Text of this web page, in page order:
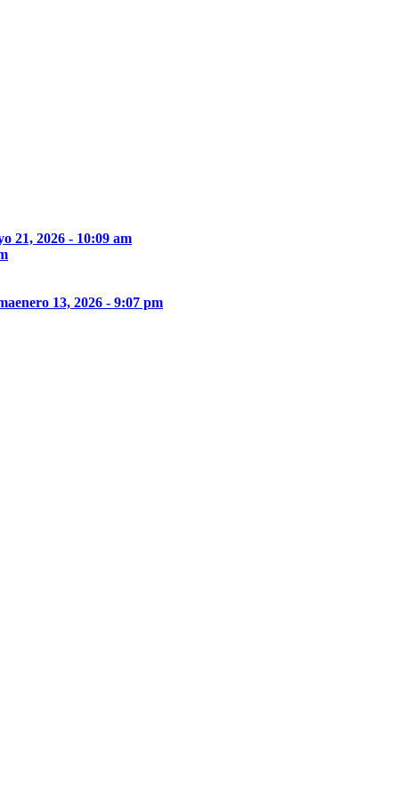
21, 2026 - 10:09 am
enero 13, 2026 - 9:07 pm